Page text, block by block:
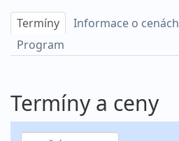
Termíny Informace o cenách
Program
Termíny a ceny